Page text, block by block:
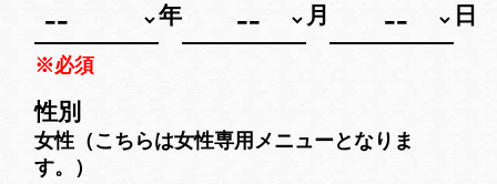
年
月 日
※必須
性別
女性（こちらは女性専用メニューとなりま
す。）